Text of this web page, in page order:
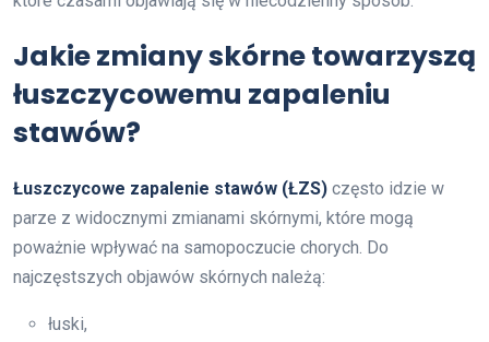
Jakie zmiany skórne towarzyszą
łuszczycowemu zapaleniu
stawów?
Łuszczycowe zapalenie stawów (ŁZS) często idzie w
parze z widocznymi zmianami skórnymi, które mogą
poważnie wpływać na samopoczucie chorych. Do
najczęstszych objawów skórnych należą:
łuski,